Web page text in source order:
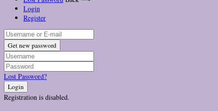
Login
Register
Get new password
Lost Password?
Login
Registration is disabled.